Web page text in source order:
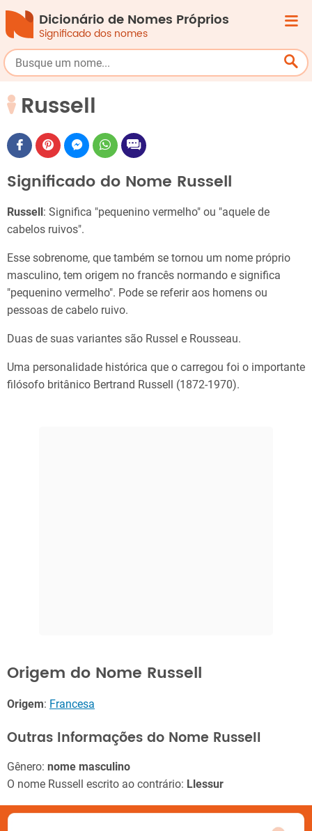
Dicionário de Nomes Próprios
Significado dos nomes
Russell
Significado do Nome Russell
Russell : Significa "pequenino vermelho" ou "aquele de
cabelos ruivos".
Esse sobrenome, que também se tornou um nome próprio
masculino, tem origem no francês normando e significa
"pequenino vermelho". Pode se referir aos homens ou
pessoas de cabelo ruivo.
Duas de suas variantes são Russel e Rousseau.
Uma personalidade histórica que o carregou foi o importante
filósofo britânico Bertrand Russell (1872-1970).
Origem do Nome Russell
Origem: Francesa
Outras Informações do Nome Russell
Gênero: nome masculino
O nome Russell escrito ao contrário: Llessur